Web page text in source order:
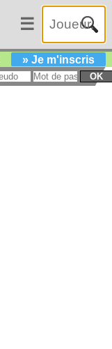
☰
» Je m'inscris
OK